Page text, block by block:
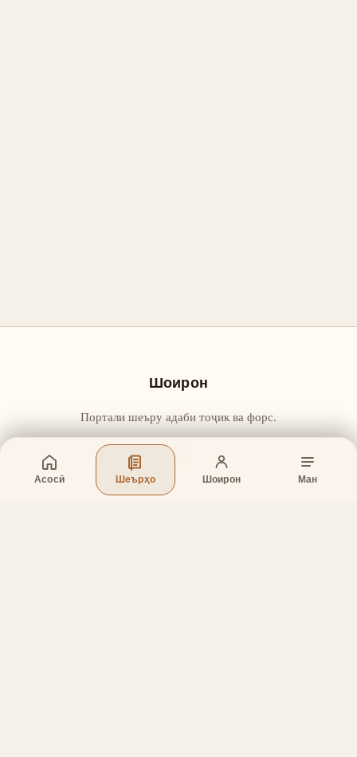
Асосӣ Шеърҳо Шоирон Ман
Шоирон
Портали шеъру адаби тоҷик ва форс.